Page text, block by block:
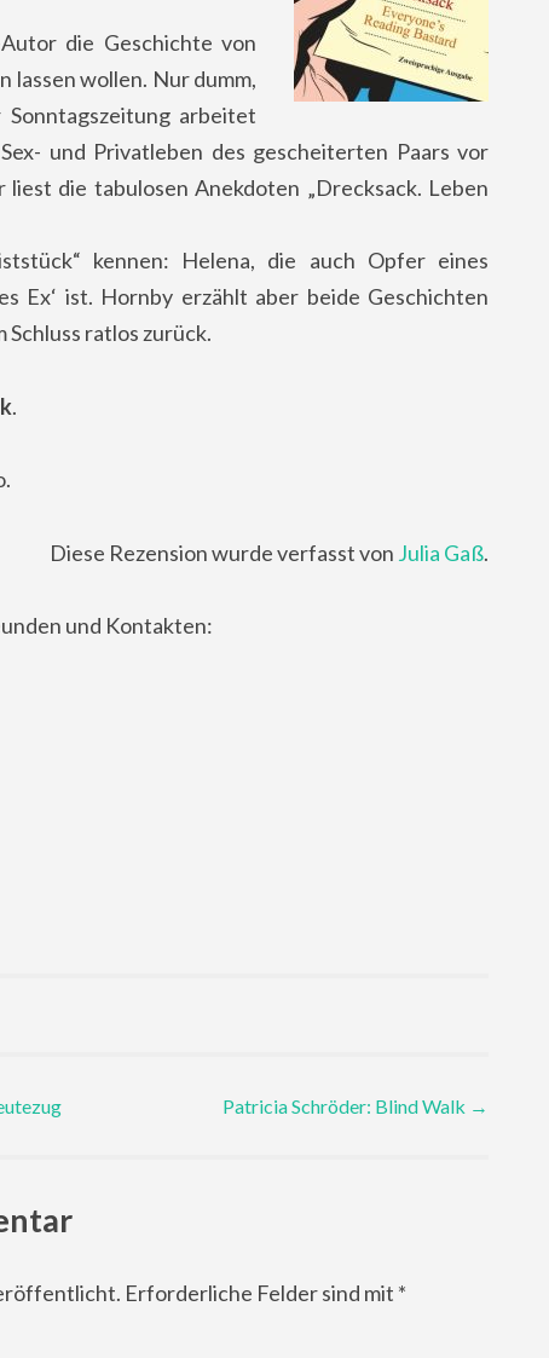
die Geschichte von
lassen wollen. Nur dumm,
arbeitet
und Privatleben des gescheiterten Paars vor
die tabulosen Anekdoten „Drecksack. Leben
kennen: Helena, die auch Opfer eines
Ex‘ ist. Hornby erzählt aber beide Geschichten
Schluss ratlos zurück.
.
Diese Rezension wurde verfasst von Julia Gaß.
und Kontakten:
Patricia Schröder: Blind Walk →
Erforderliche Felder sind mit *